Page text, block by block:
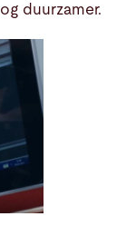
duurzamer.